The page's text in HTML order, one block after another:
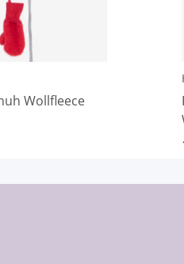
Wollfleece